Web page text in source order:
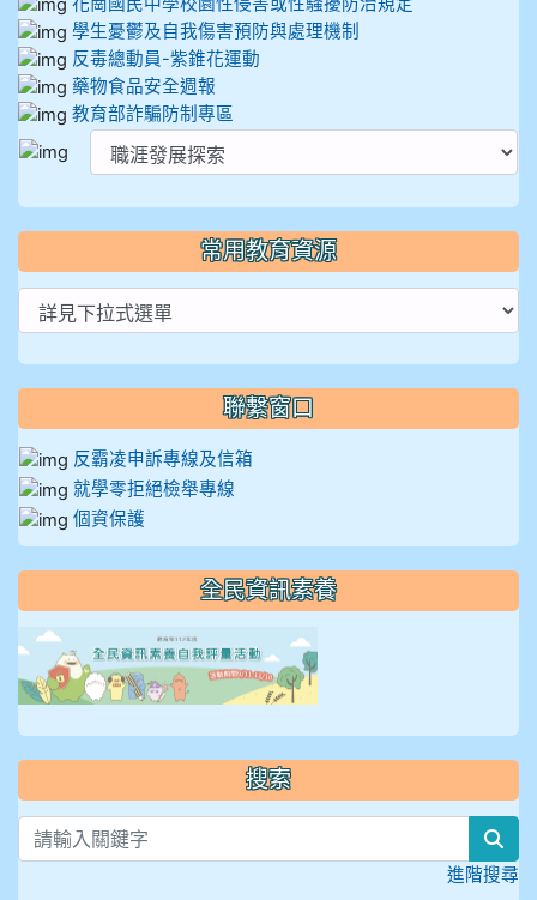
學生憂鬱及自我傷害預防與處理機制
反毒總動員-紫錐花運動
藥物食品安全週報
教育部詐騙防制專區
常用教育資源
聯繫窗口
反霸凌申訴專線及信箱
就學零拒絕檢舉專線
個資保護
全民資訊素養
搜索
進階搜尋